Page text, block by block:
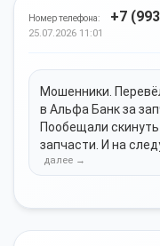
Номер телефона: +7
25.07.2026 11:01
Мошенники.
в Альфа Банк за
Пообещали
запчасти. И на